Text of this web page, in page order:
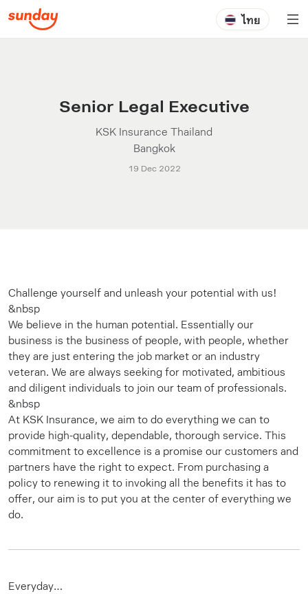
ไทย
Senior Legal Executive
KSK Insurance Thailand
Bangkok
19 Dec 2022
Challenge yourself and unleash your potential with us!
&nbsp
We believe in the human potential. Essentially our
business is the business of people, with people, whether
they are just entering the job market or an industry
veteran. We are always seeking for motivated, ambitious
and diligent individuals to join our team of professionals.
&nbsp
At KSK Insurance, we aim to do everything we can to
provide high-quality, dependable, thorough service. This
commitment to excellence is a promise our customers and
partners have the right to expect. From purchasing a
policy to renewing it to invoking all the benefits it has to
offer, our aim is to put you at the center of everything we
do.
Everyday…